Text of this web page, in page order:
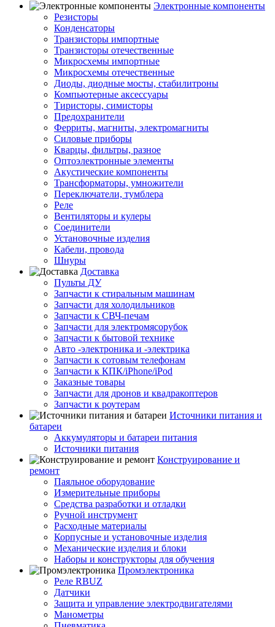
Электронные компоненты
Резисторы
Конденсаторы
Транзисторы импортные
Транзисторы отечественные
Микросхемы импортные
Микросхемы отечественные
Диоды, диодные мосты, стабилитроны
Компьютерные аксессуары
Тиристоры, симисторы
Предохранители
Ферриты, магниты, электромагниты
Силовые приборы
Кварцы, фильтры, разное
Оптоэлектронные элементы
Акустические компоненты
Трансформаторы, умножители
Переключатели, тумблера
Реле
Вентиляторы и кулеры
Соединители
Установочные изделия
Кабели, провода
Шнуры
Доставка
Пульты ДУ
Запчасти к стиральным машинам
Запчасти для холодильников
Запчасти к СВЧ-печам
Запчасти для электромясорубок
Запчасти к бытовой технике
Авто -электроника и -электрика
Запчасти к сотовым телефонам
Запчасти к КПК/iPhone/iPod
Заказные товары
Запчасти для дронов и квадракоптеров
Запчасти к роутерам
Источники питания и
батареи
Аккумуляторы и батареи питания
Источники питания
Конструирование и
ремонт
Паяльное оборудование
Измерительные приборы
Средства разработки и отладки
Ручной инструмент
Расходные материалы
Корпусные и установочные изделия
Механические изделия и блоки
Наборы и конструкторы для обучения
Промэлектроника
Реле RBUZ
Датчики
Защита и управление электродвигателями
Манометры